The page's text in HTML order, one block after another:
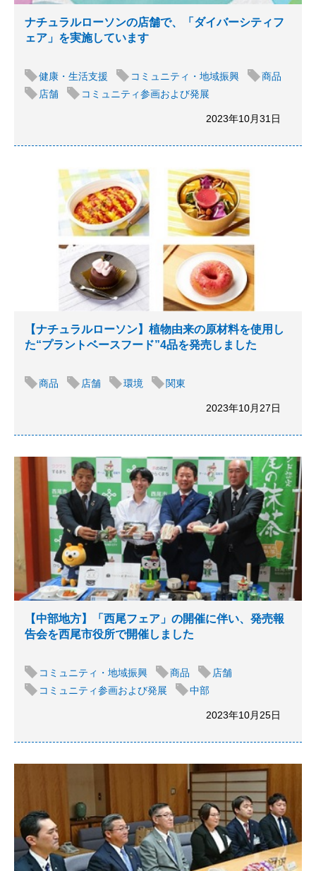
ナチュラルローソンの店舗で、「ダイバーシティフ
ェア」を実施しています
健康・生活支援 コミュニティ・地域振興
商品
店舗
コミュニティ参画および発展
2023年10月31日
【ナチュラルローソン】植物由来の原材料を使用し
た“プラントベースフード”4品を発売しました
商品 店舗 環境 関東
2023年10月27日
【中部地方】「西尾フェア」の開催に伴い、発売報
告会を西尾市役所で開催しました
コミュニティ・地域振興 商品
店舗
コミュニティ参画および発展
中部
2023年10月25日